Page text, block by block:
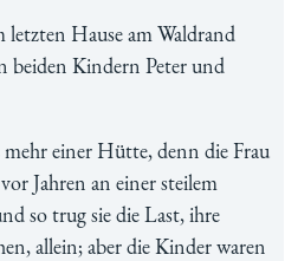
Hause am Waldrand
beiden Kindern Peter und
einer Hütte, denn die Frau
Jahren an einer steilem
so trug sie die Last, ihre
allein; aber die Kinder waren